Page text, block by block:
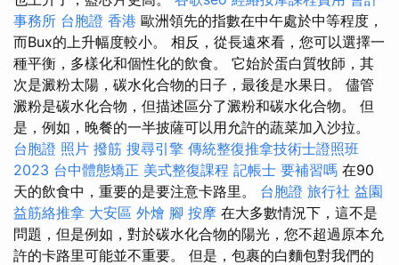
事務所 台胞證 香港 歐洲領先的指數在中午處於中等程度，
而Bux的上升幅度較小。 相反，從長遠來看，您可以選擇一
種平衡，多樣化和個性化的飲食。 它始於蛋白質牧師，其
次是澱粉太陽，碳水化合物的日子，最後是水果日。 儘管
澱粉是碳水化合物，但描述區分了澱粉和碳水化合物。 但
是，例如，晚餐的一半披薩可以用允許的蔬菜加入沙拉。
台胞證 照片 撥筋 搜尋引擎 傳統整復推拿技術士證照班
2023 台中體態矯正 美式整復課程 記帳士 要補習嗎 在90
天的飲食中，重要的是要注意卡路里。 台胞證 旅行社 益園
益筋絡推拿 大安區 外燴 腳 按摩 在大多數情況下，這不是
問題，但是例如，對於碳水化合物的陽光，您不超過原本允
許的卡路里可能並不重要。 但是，包裹的白麵包對我們的